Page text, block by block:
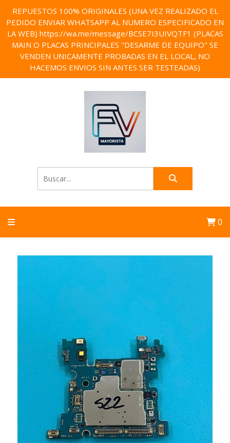
REPUESTOS 100% ORIGINALES (UNA VEZ REALIZADO EL
PEDIDO ENVIAR WHATSAPP AL NUMERO ESPECIFICADO EN
LA WEB) https://wa.me/message/BCSE7I3UIVQTF1 (PLACAS
MAIN O PLACAS PRINCIPALES "DESARME DE EQUIPO" SE
VENDEN UNICAMENTE PROBADAS EN EL LOCAL, NO
HACEMOS ENVIOS SIN ANTES SER TESTEADAS)
0